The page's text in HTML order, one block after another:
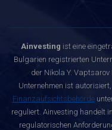
Ainvesting ist eine
Bulgarien registrierten
der Nikola Y.
Unternehmen ist
Finanzaufsichtsbehörde
reguliert. Ainvesting handelt
regulatorischen